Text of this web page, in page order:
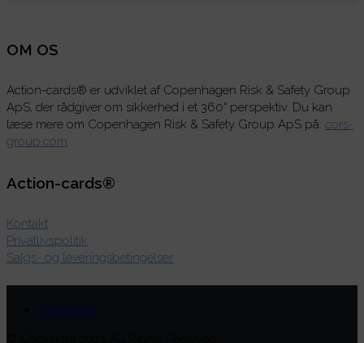
OM OS
Action-cards® er udviklet af Copenhagen Risk & Safety Group
ApS, der rådgiver om sikkerhed i et 360° perspektiv. Du kan
læse mere om Copenhagen Risk & Safety Group ApS på: cors-
group.com
Action-cards®
Kontakt
Privatlivspolitik
Salgs- og leveringsbetingelser
Facebook